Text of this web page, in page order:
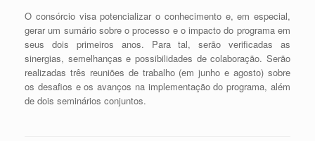
O consórcio visa potencializar o conhecimento e, em especial,
gerar um sumário sobre o processo e o impacto do programa em
seus dois primeiros anos. Para tal, serão verificadas as
sinergias, semelhanças e possibilidades de colaboração. Serão
realizadas três reuniões de trabalho (em junho e agosto) sobre
os desafios e os avanços na implementação do programa, além
de dois seminários conjuntos.